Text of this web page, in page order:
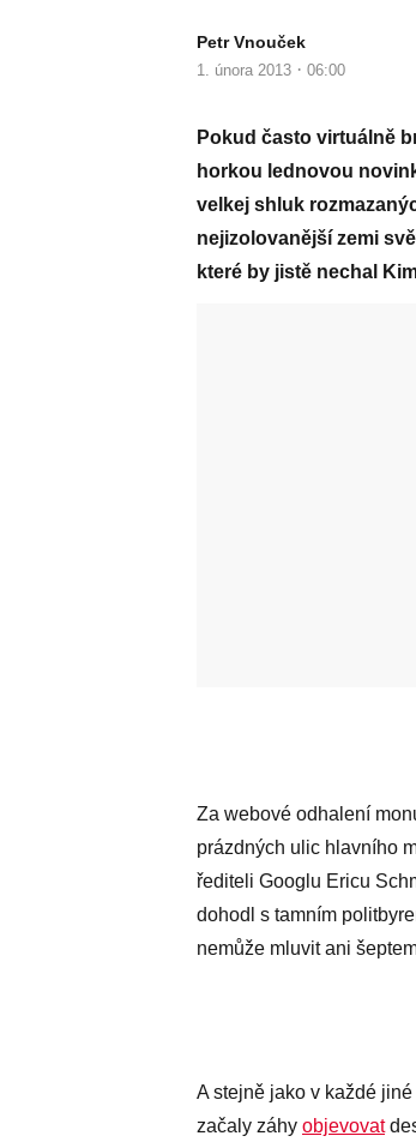
Petr Vnouček
1. února 2013 · 06:00
Pokud často virtuálně
horkou lednovou
velkej shluk
nejizolovanější zemi
které by jistě nechal
Za webové odhalení
prázdných ulic hlavního
řediteli Googlu Ericu
dohodl s tamním
nemůže mluvit ani
A stejně jako v každé
začaly záhy objevovat